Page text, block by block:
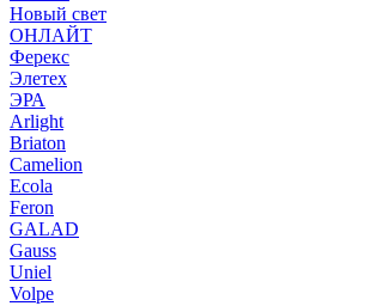
Новый свет
ОНЛАЙТ
Ферекс
Элетех
ЭРА
Arlight
Briaton
Camelion
Ecola
Feron
GALAD
Gauss
Uniel
Volpe